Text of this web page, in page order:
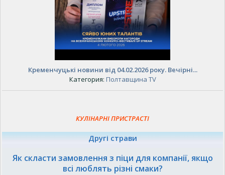
Кременчуцькі новини від 04.02.2026 року. Вечірні...
Категория: Полтавщина TV
КУЛІНАРНІ ПРИСТРАСТІ
Другі страви
Як скласти замовлення з піци для компанії, якщо
всі люблять різні смаки?